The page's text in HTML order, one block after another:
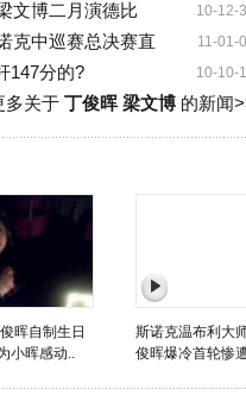
10-12-
文博二月演德比
11-01-
克中巡赛总决赛直
10-10-
147分的?
多关于 丁俊晖 梁文博的新闻
晖自制生日
小晖感动..
斯诺克温布利大
俊晖爆冷首轮惨